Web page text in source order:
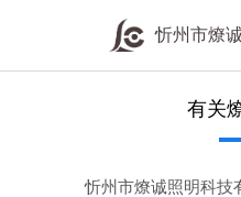
忻州市燎
有关
忻州市燎诚照明科技